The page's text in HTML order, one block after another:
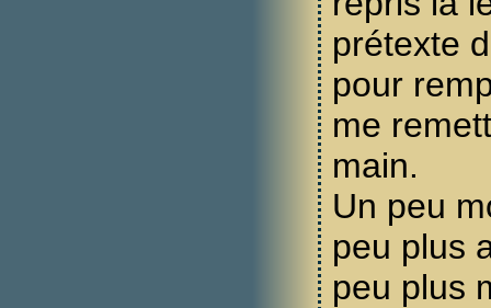
prétexte
pour
me
main.
Un peu
peu plus
peu plus